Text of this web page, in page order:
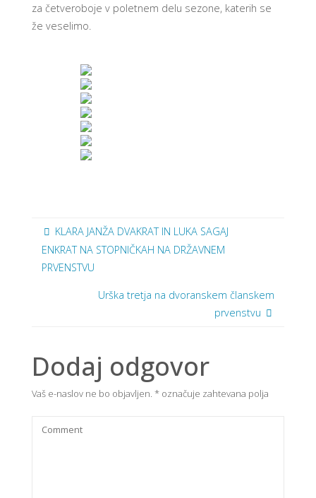
za četveroboje v poletnem delu sezone, katerih se
že veselimo.
KLARA JANŽA DVAKRAT IN LUKA SAGAJ
ENKRAT NA STOPNIČKAH NA DRŽAVNEM
PRVENSTVU
Urška tretja na dvoranskem članskem
prvenstvu
Dodaj odgovor
Vaš e-naslov ne bo objavljen. *označuje zahtevana polja